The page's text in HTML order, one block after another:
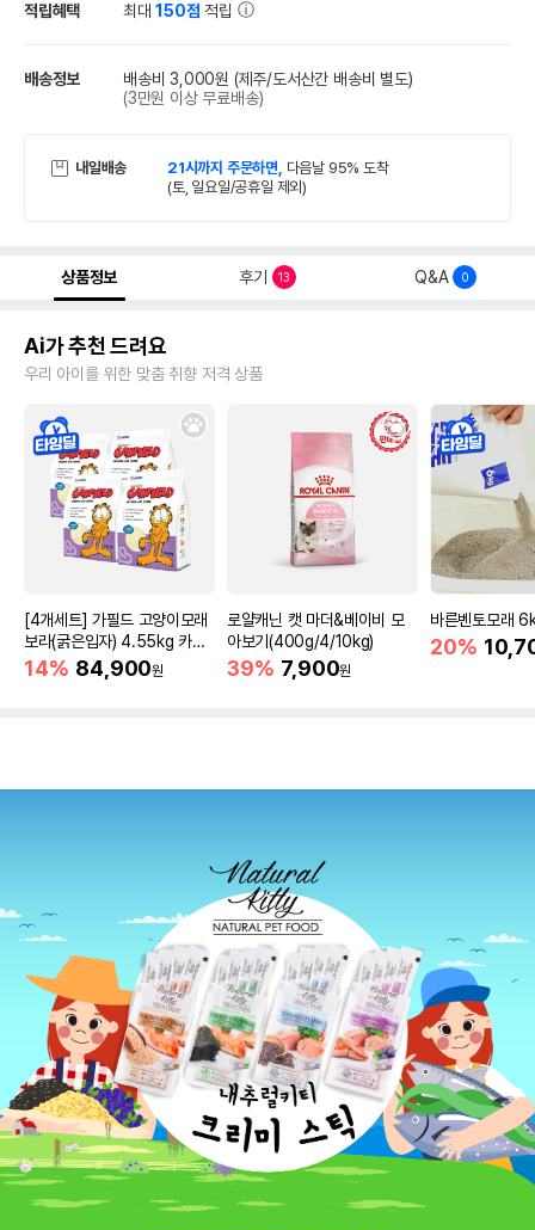
적립혜택 최대150점 적립
배송정보 배송비 3,000원 (제주/도서산간 배송비 별도)
(3만원 이상 무료배송)
내일배송 21시까지 주문하면, 다음날 95% 도착
(토, 일요일/공휴일 제외)
상품정보 후기 13 Q&A 0
Ai가 추천 드려요
우리 아이를 위한 맞춤 취향 저격 상품
[4개세트] 가필드 고양이모래
보라(굵은입자) 4.55kg 카사
바모래
14% 84,900원
로얄캐닌 캣 마더&베이비 모
아보기(400g/4/10kg)
39% 7,900원
바른벤토모래
20%